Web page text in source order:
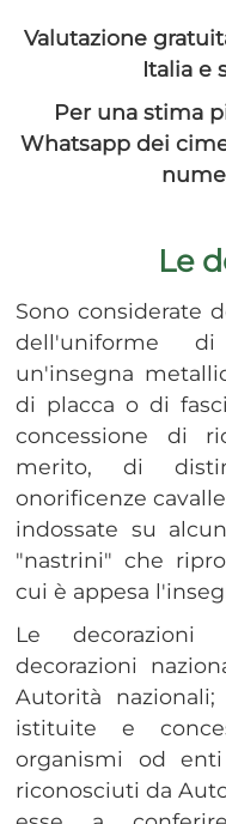
Valutazione
Italia e
Per una stima
Whatsapp dei
Le
Sono considerate
dell'uniforme
un'insegna
di placca o di
concessione di
merito, di
onorificenze
indossate su
"nastrini" che
cui è appesa
Le decorazioni
decorazioni
Autorità
istituite e
organismi od
riconosciuti da